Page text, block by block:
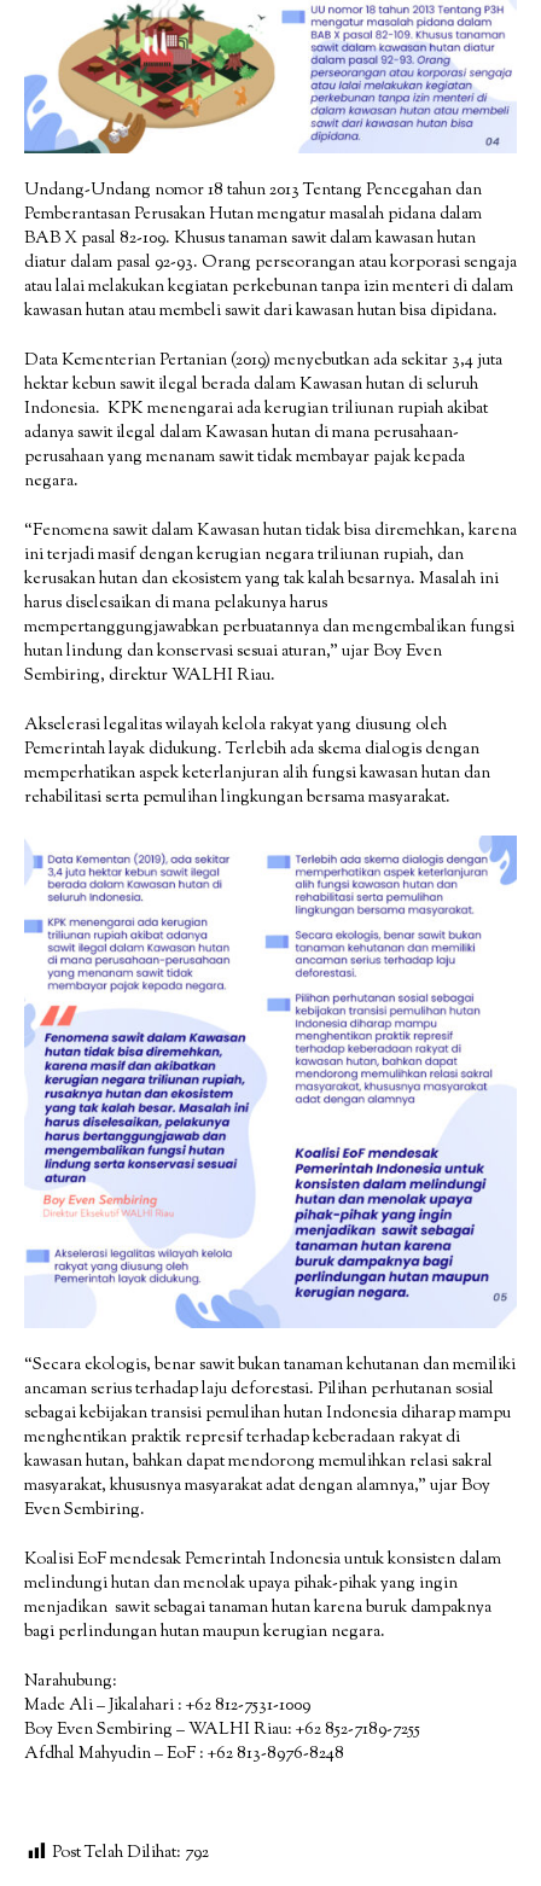
Undang-Undang nomor 18 tahun 2013 Tentang Pencegahan dan
Pemberantasan Perusakan Hutan mengatur masalah pidana dalam
BAB X pasal 82-109. Khusus tanaman sawit dalam kawasan hutan
diatur dalam pasal 92-93. Orang perseorangan atau korporasi sengaja
atau lalai melakukan kegiatan perkebunan tanpa izin menteri di dalam
kawasan hutan atau membeli sawit dari kawasan hutan bisa dipidana.
Data Kementerian Pertanian (2019) menyebutkan ada sekitar 3,4 juta
hektar kebun sawit ilegal berada dalam Kawasan hutan di seluruh
Indonesia. KPK menengarai ada kerugian triliunan rupiah akibat
adanya sawit ilegal dalam Kawasan hutan di mana perusahaan-
perusahaan yang menanam sawit tidak membayar pajak kepada
negara.
“Fenomena sawit dalam Kawasan hutan tidak bisa diremehkan, karena
ini terjadi masif dengan kerugian negara triliunan rupiah, dan
kerusakan hutan dan ekosistem yang tak kalah besarnya. Masalah ini
harus diselesaikan di mana pelakunya harus
mempertanggungjawabkan perbuatannya dan mengembalikan fungsi
hutan lindung dan konservasi sesuai aturan,” ujar Boy Even
Sembiring, direktur WALHI Riau.
Akselerasi legalitas wilayah kelola rakyat yang diusung oleh
Pemerintah layak didukung. Terlebih ada skema dialogis dengan
memperhatikan aspek keterlanjuran alih fungsi kawasan hutan dan
rehabilitasi serta pemulihan lingkungan bersama masyarakat.
“Secara ekologis, benar sawit bukan tanaman kehutanan dan memiliki
ancaman serius terhadap laju deforestasi. Pilihan perhutanan sosial
sebagai kebijakan transisi pemulihan hutan Indonesia diharap mampu
menghentikan praktik represif terhadap keberadaan rakyat di
kawasan hutan, bahkan dapat mendorong memulihkan relasi sakral
masyarakat, khususnya masyarakat adat dengan alamnya,” ujar Boy
Even Sembiring.
Koalisi EoF mendesak Pemerintah Indonesia untuk konsisten dalam
melindungi hutan dan menolak upaya pihak-pihak yang ingin
menjadikan sawit sebagai tanaman hutan karena buruk dampaknya
bagi perlindungan hutan maupun kerugian negara.
Narahubung:
Made Ali – Jikalahari : +62 812-7531-1009
Boy Even Sembiring – WALHI Riau: +62 852-7189-7255
Afdhal Mahyudin – EoF : +62 813-8976-8248
Post Telah Dilihat: 792